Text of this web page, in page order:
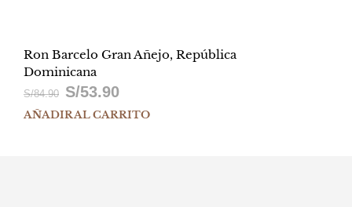
Ron Barcelo Gran Añejo, República
Dominicana
S/84.90 El
precio
S/53.90El
precio
AÑADIR AL CARRITO